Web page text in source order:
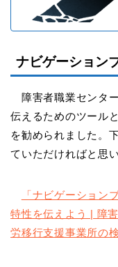
ナビゲーション
障害者職業センタ
伝えるためのツール
を勧められました。
ていただければと思い
「ナビゲーション
特性を伝えよう | 障
労移行支援事業所の